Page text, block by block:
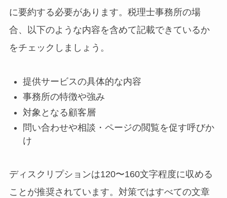
に要約する必要があります。税理士事務所の場
合、以下のような内容を含めて記載できているか
をチェックしましょう。
提供サービスの具体的な内容
事務所の特徴や強み
対象となる顧客層
問い合わせや相談・ページの閲覧を促す呼びか
け
ディスクリプションは120〜160文字程度に収める
ことが推奨されています。対策ではすべての文章